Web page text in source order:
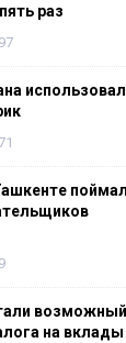
раз
97
71
возможный
на вклады